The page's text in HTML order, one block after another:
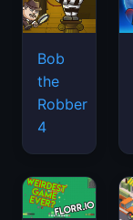
Bob
the
Robber
4